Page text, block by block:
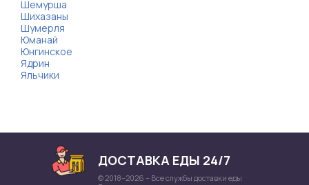
Шемурша
Шихазаны
Шумерля
Юманай
Юнгинское
Ядрин
Яльчики
ДОСТАВКА ЕДЫ 24/7
© 2018–2026 – Все службы доставки еды